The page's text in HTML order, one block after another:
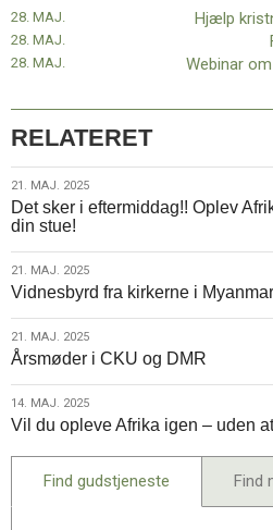
og
på
Vestbredden
legat
Hjælp
28. MAJ.
28. MAJ.
Webinar
28. MAJ.
RELATERET
21.
maj.
2025
21. MAJ. 2025
Det sker i eftermiddag!! Oplev
din stue!
21.
maj.
2025
21. MAJ. 2025
Vidnesbyrd fra kirkerne i Myanmar
21.
maj.
2025
21. MAJ. 2025
Årsmøder i CKU og DMR
14.
maj.
2025
14. MAJ. 2025
Vil du opleve Afrika igen – uden
Find gudstjeneste Find